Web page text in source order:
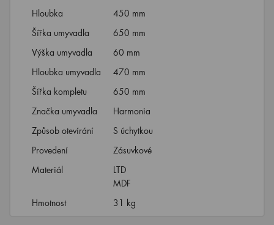
Hloubka
450 mm
Šířka umyvadla
650 mm
Výška umyvadla
60 mm
Hloubka umyvadla
470 mm
Šířka kompletu
650 mm
Značka umyvadla
Harmonia
Způsob otevírání
S úchytkou
Provedení
Zásuvkové
Materiál
LTD
MDF
Hmotnost
31 kg